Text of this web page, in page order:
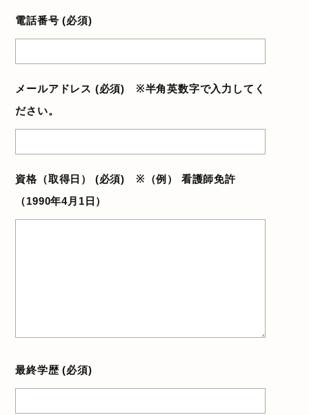
電話番号 (必須)
メールアドレス (必須) ※半角英数字で入力してく
ださい。
資格（取得日） (必須) ※（例） 看護師免許
（1990年4月1日）
最終学歴 (必須)